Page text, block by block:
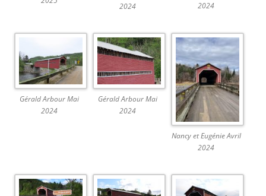
2024 2024
Gérald Arbour Mai
2024
Gérald Arbour Mai
2024
Nancy et Eugénie Avril
2024